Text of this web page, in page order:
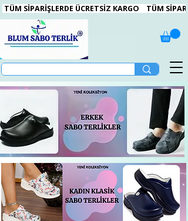
TÜM SİPARİŞLERDE ÜCRETSİZ KARGO